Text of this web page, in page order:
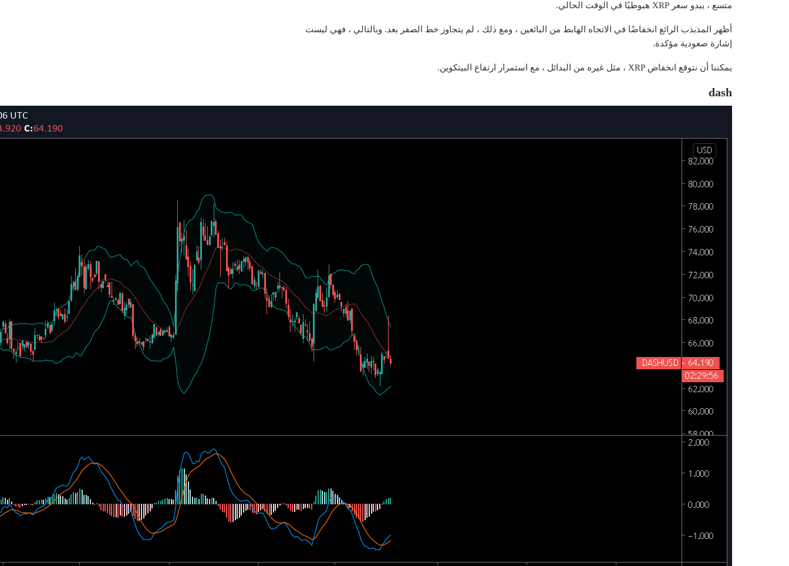
متسع ، يبدو سعر XRP هبوطيًا في الوقت الحالي.
أظهر المذبذب الرائع انخفاضًا في الاتجاه الهابط من البائعين ، ومع ذلك ، لم يتجاوز خط الصفر بعد. وبالتالي ، فهي ليست
إشارة صعودية مؤكدة.
يمكننا أن نتوقع انخفاض XRP ، مثل غيره من البدائل ، مع استمرار ارتفاع البيتكوين.
dash